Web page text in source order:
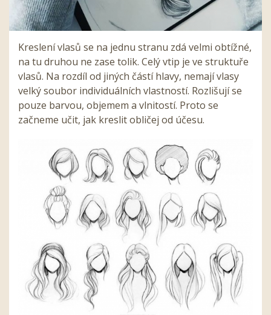
Kreslení vlasů se na jednu stranu zdá velmi obtížné,
na tu druhou ne zase tolik. Celý vtip je ve struktuře
vlasů. Na rozdíl od jiných částí hlavy, nemají vlasy
velký soubor individuálních vlastností. Rozlišují se
pouze barvou, objemem a vlnitostí. Proto se
začneme učit, jak kreslit obličej od účesu.